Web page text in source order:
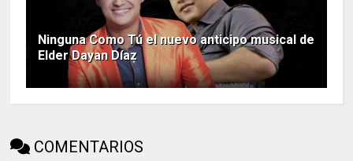
Ninguna Como Tú el nuevo anticipo musical de
Elder Dayan Díaz
COMENTARIOS